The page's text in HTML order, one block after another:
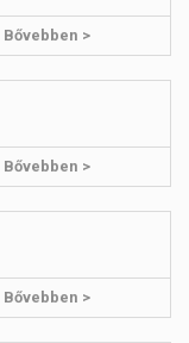
Bővebben >
Bővebben >
Bővebben >